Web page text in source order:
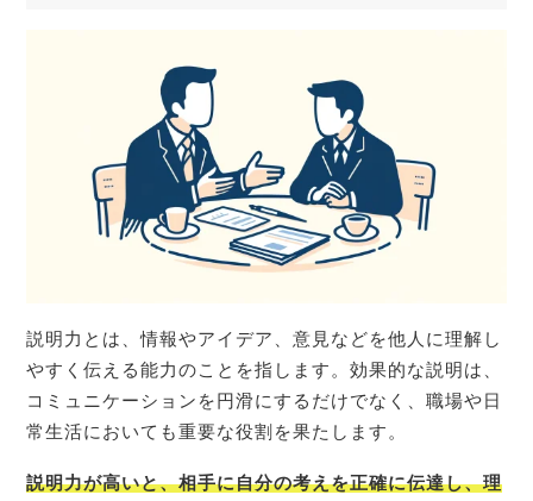
説明力とは、情報やアイデア、意見などを他人に理解し
やすく伝える能力のことを指します。効果的な説明は、
コミュニケーションを円滑にするだけでなく、職場や日
常生活においても重要な役割を果たします。
説明力が高いと、相手に自分の考えを正確に伝達し、理